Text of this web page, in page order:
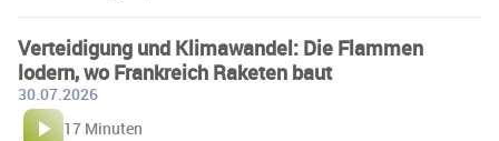
Verteidigung und Klimawandel: Die Flammen
lodern, wo Frankreich Raketen baut
30.07.2026
17 Minuten